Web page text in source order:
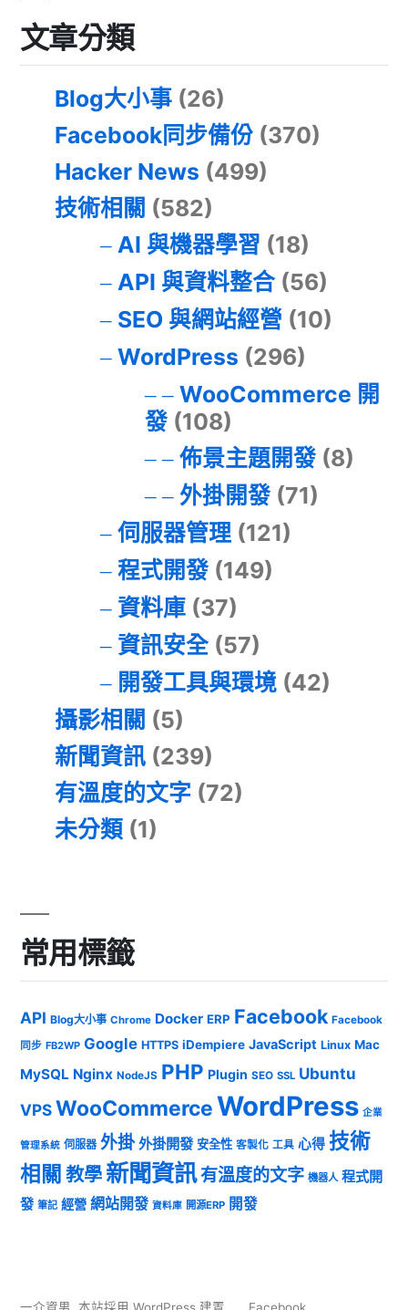
文章分類
Blog大小事 (26)
Facebook同步備份 (370)
Hacker News (499)
技術相關 (582)
AI 與機器學習 (18)
API 與資料整合(56)
SEO 與網站經營 (10)
WordPress (296)
WooCommerce 開
發(108)
佈景主題開發(8)
外掛開發(71)
伺服器管理(121)
程式開發(149)
資料庫(37)
資訊安全(57)
開發工具與環境(42)
攝影相關 (5)
新聞資訊 (239)
有溫度的文字 (72)
未分類 (1)
常用標籤
API Blog大小事 Chrome Docker ERP Facebook Facebook
同步 FB2WP Google HTTPS iDempiere JavaScript Linux Mac
MySQL Nginx NodeJS PHP Plugin SEO SSL Ubuntu
VPSWooCommerceWordPress 企業
管理系統 伺服器 外掛 外掛開發 安全性 客製化 工具 心得 技術
相關 教學 新聞資訊有溫度的文字 機器人 程式開
發 筆記 經營 網站開發 資料庫 開源ERP 開發